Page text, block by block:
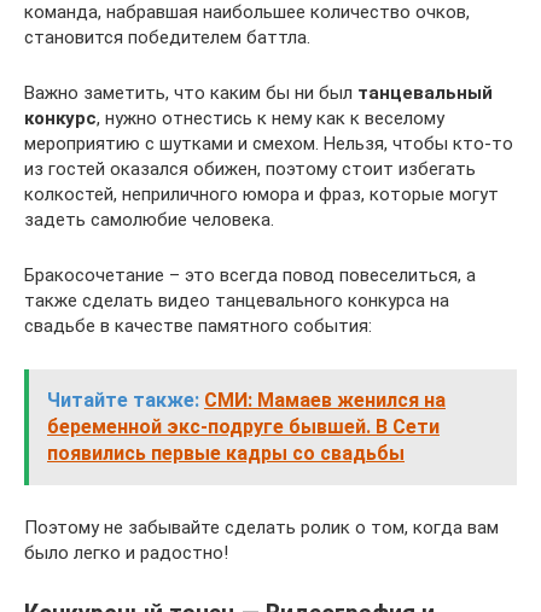
команда, набравшая наибольшее количество очков,
становится победителем баттла.
Важно заметить, что каким бы ни был танцевальный
конкурс, нужно отнестись к нему как к веселому
мероприятию с шутками и смехом. Нельзя, чтобы кто-то
из гостей оказался обижен, поэтому стоит избегать
колкостей, неприличного юмора и фраз, которые могут
задеть самолюбие человека.
Бракосочетание – это всегда повод повеселиться, а
также сделать видео танцевального конкурса на
свадьбе в качестве памятного события:
Читайте также: СМИ: Мамаев женился на
беременной экс-подруге бывшей. В Сети
появились первые кадры со свадьбы
Поэтому не забывайте сделать ролик о том, когда вам
было легко и радостно!